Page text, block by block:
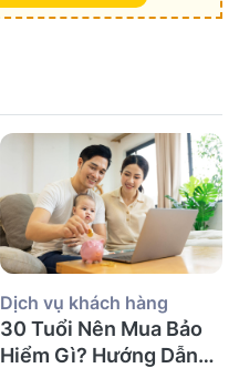
Dịch vụ khách hàng
30 Tuổi Nên Mua Bảo
Hiểm Gì? Hướng Dẫn